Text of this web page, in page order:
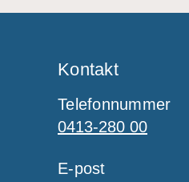
Kontakt
Telefonnummer
0413-280 00
E-post